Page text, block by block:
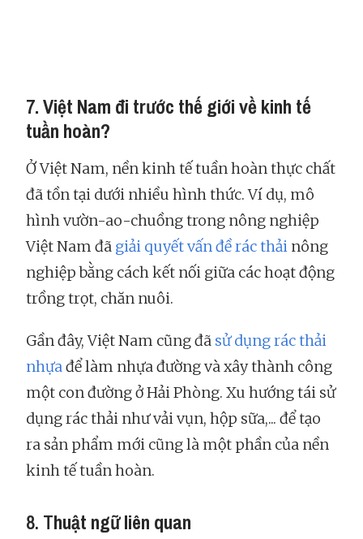
7. Việt Nam đi trước thế giới về kinh tế
tuần hoàn?
Ở Việt Nam, nền kinh tế tuần hoàn thực chất
đã tồn tại dưới nhiều hình thức. Ví dụ, mô
hình vườn-ao-chuồng trong nông nghiệp
Việt Nam đã giải quyết vấn đề rác thải nông
nghiệp bằng cách kết nối giữa các hoạt động
trồng trọt, chăn nuôi.
Gần đây, Việt Nam cũng đã sử dụng rác thải
nhựađể làm nhựa đường và xây thành công
một con đường ở Hải Phòng. Xu hướng tái sử
dụng rác thải như vải vụn, hộp sữa,... để tạo
ra sản phẩm mới cũng là một phần của nền
kinh tế tuần hoàn.
8. Thuật ngữ liên quan